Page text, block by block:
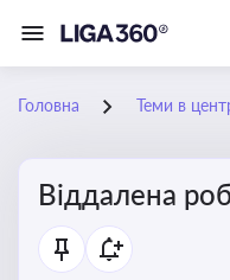
Головна Теми в
Віддалена